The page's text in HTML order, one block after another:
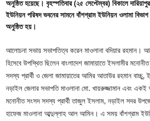
অন্যান্য
ফিচার
ঢাকা বিভাগ
ময়মনসিংহ বিভাগ
অনুষ্ঠিত হয়েছে। বৃহস্পতিবার (২৫ সেপ্টেম্বর) বিকালে
ইউনিয়ন পরিষদ ভবনের সামনে বাঁশগ্রাম ইউনিয়ন ওলামা
অনুষ্ঠিত হয়।
আলোচনা সভায় সভাপতিত্ব করেন মাওলানা বদিয়ার
হিসেবে উপস্থিত ছিলেন বাংলাদেশ জামায়াতে ইসলামীর
সদস্য প্রার্থী ও জেলা জামায়াতের আমির আতাউর রহমান বাচ্চু,
নড়াইল জেলার সভাপতি মাওলানা মো. খায়রুজ্জামান এবং
মনোনীত সংসদ সদস্য প্রার্থী তাজুল ইসলাম, নড়াইল সদর
হাফেজ মাওলানা আব্দুল্লাহ আল আমিন। এ সময় বাঁশগ্রাম